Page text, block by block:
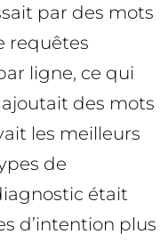
par des mots
requêtes
ligne, ce qui
des mots
les meilleurs
de
était
d’intention plus